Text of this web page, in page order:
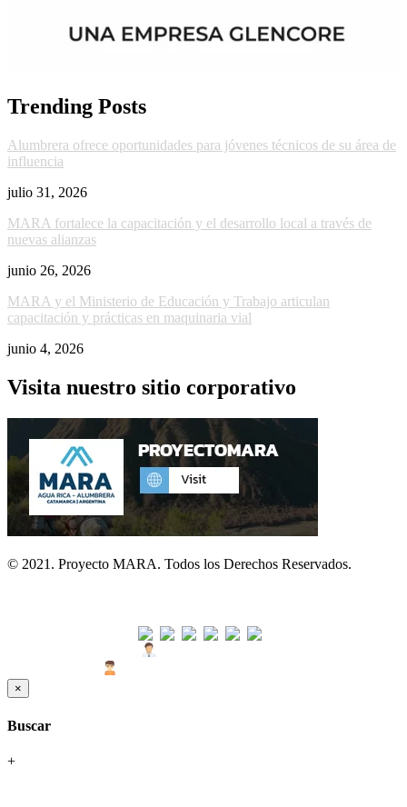
Trending Posts
Alumbrera ofrece oportunidades para jóvenes técnicos de su área de
influencia
julio 31, 2026
MARA fortalece la capacitación y el desarrollo local a través de
nuevas alianzas
junio 26, 2026
MARA y el Ministerio de Educación y Trabajo articulan
capacitación y prácticas en maquinaria vial
junio 4, 2026
Visita nuestro sitio corporativo
© 2021. Proyecto MARA. Todos los Derechos Reservados.
×
Buscar
+